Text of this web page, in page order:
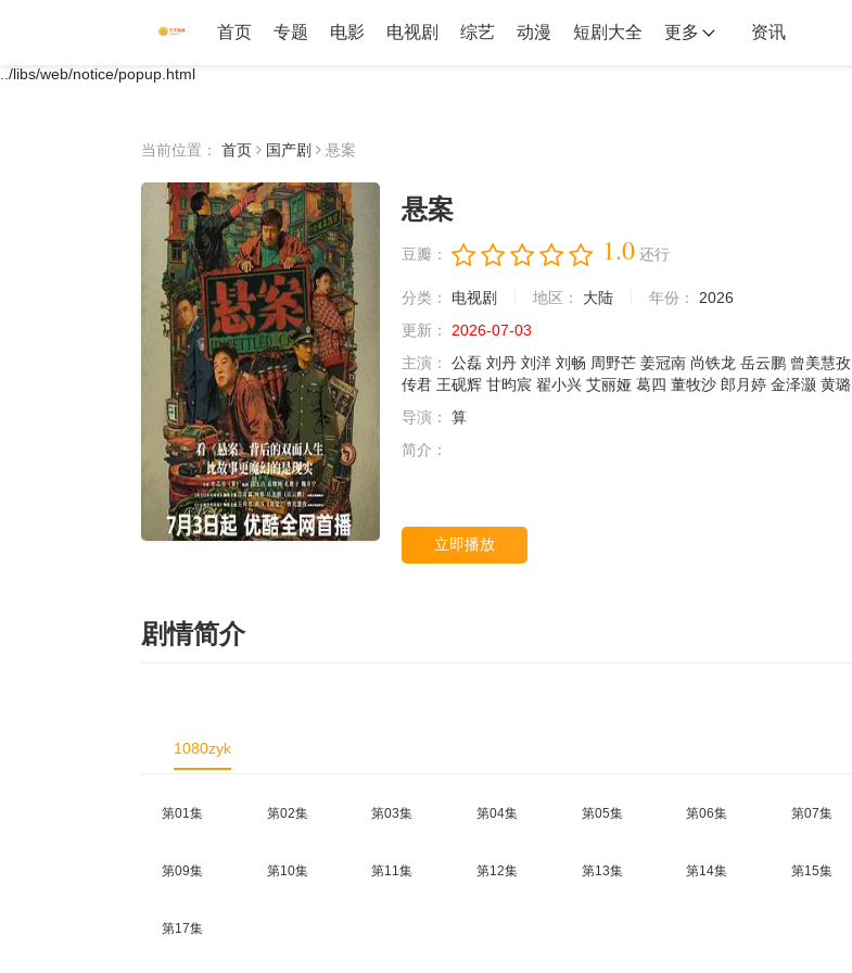
首页 专题 电影 电视剧 综艺 动漫 短剧大全 更多 资讯
../libs/web/notice/popup.html
当前位置： 首页 国产剧 悬案
悬案
豆瓣： 1.0 还行
分类： 电视剧 地区： 大陆 年份：
2026
更新：
2026-07-03
主演：
公磊 刘丹 刘洋 刘畅 周野芒 姜冠南 尚铁龙 岳云鹏 曾美慧孜
传君 王砚辉 甘昀宸 翟小兴 艾丽娅 葛四 董牧沙 郎月婷 金泽灏 黄璐
导演：
算
简介：
立即播放
剧情简介
1080zyk
第01集 第02集 第03集 第04集 第05集 第06集 第07集
第09集 第10集 第11集 第12集 第13集 第14集 第15集
第17集